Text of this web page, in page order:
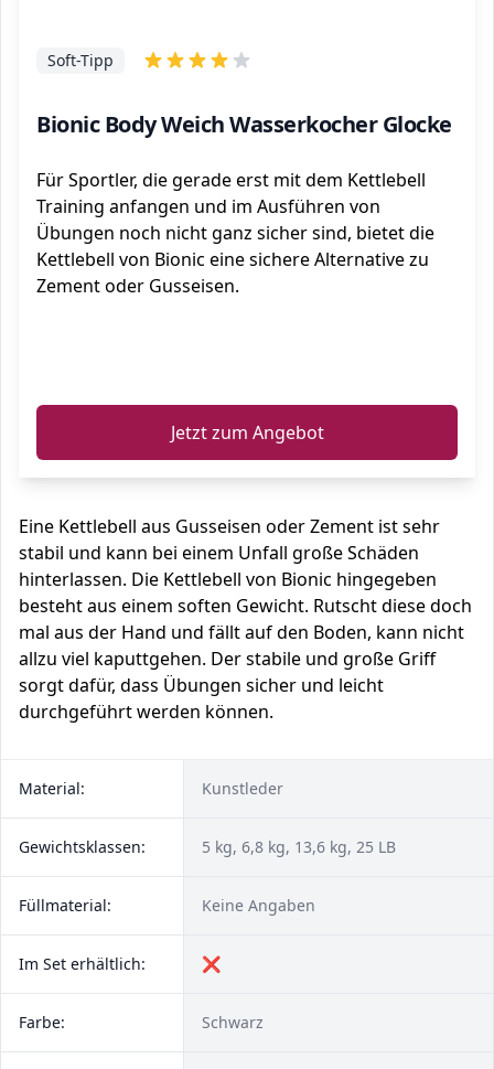
Bionic Body Weich Wasserkocher Glocke
Soft-Tipp
Für Sportler, die gerade erst mit dem Kettlebell
Training anfangen und im Ausführen von
Übungen noch nicht ganz sicher sind, bietet die
Kettlebell von Bionic eine sichere Alternative zu
Zement oder Gusseisen.
Jetzt zum Angebot
Eine Kettlebell aus Gusseisen oder Zement ist sehr
stabil und kann bei einem Unfall große Schäden
hinterlassen. Die Kettlebell von Bionic hingegeben
besteht aus einem soften Gewicht. Rutscht diese doch
mal aus der Hand und fällt auf den Boden, kann nicht
allzu viel kaputtgehen. Der stabile und große Griff
sorgt dafür, dass Übungen sicher und leicht
durchgeführt werden können.
Material: Kunstleder
Gewichtsklassen: 5 kg, 6,8 kg, 13,6 kg, 25 LB
Füllmaterial: Keine Angaben
Im Set erhältlich: ❌
Farbe: Schwarz